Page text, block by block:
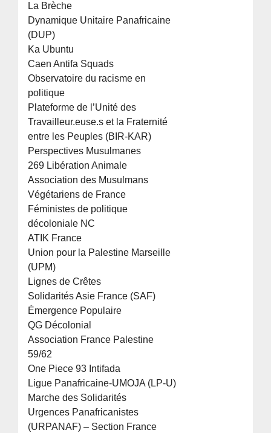
La Brèche
Dynamique Unitaire Panafricaine
(DUP)
Ka Ubuntu
Caen Antifa Squads
Observatoire du racisme en
politique
Plateforme de l’Unité des
Travailleur.euse.s et la Fraternité
entre les Peuples (BIR-KAR)
Perspectives Musulmanes
269 Libération Animale
Association des Musulmans
Végétariens de France
Féministes de politique
décoloniale NC
ATIK France
Union pour la Palestine Marseille
(UPM)
Lignes de Crêtes
Solidarités Asie France (SAF)
Émergence Populaire
QG Décolonial
Association France Palestine
59/62
One Piece 93 Intifada
Ligue Panafricaine-UMOJA (LP-U)
Marche des Solidarités
Urgences Panafricanistes
(URPANAF) – Section France